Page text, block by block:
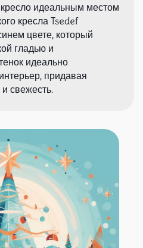
идеальным местом
кресла Tsedef
цвете, который
гладью и
идеально
придавая
и свежесть.